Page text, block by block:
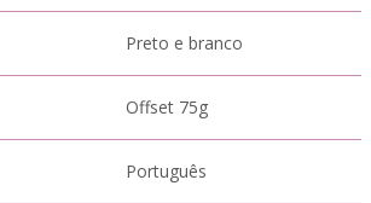
Preto e branco
Offset 75g
Português